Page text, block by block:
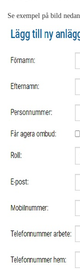
Se exempel på bild nedan